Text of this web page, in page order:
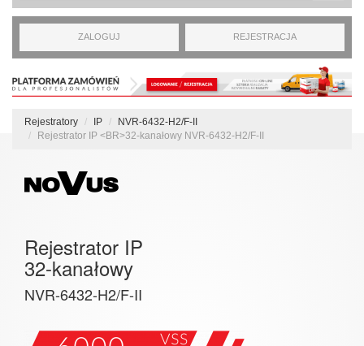
ZALOGUJ REJESTRACJA
Rejestratory IP
NVR-6432-H2/F-II
Rejestrator IP <BR>32-kanałowy NVR-6432-H2/F-II
Rejestrator IP
32-kanałowy
NVR-6432-H2/F-II